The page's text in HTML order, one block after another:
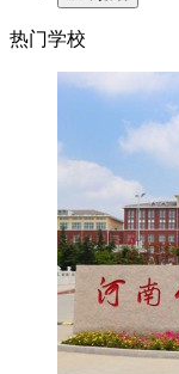
热门学校